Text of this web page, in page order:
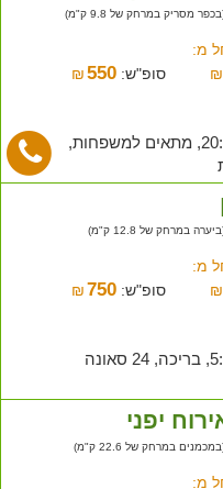
מסריק במרחק של 9.8 ק"מ)
מ:
₪ סופ"ש: ₪ 550
יחידות אירוח:20, מתאים למשפחות,
במרחק של 12.8 ק"מ)
מ:
₪ סופ"ש: ₪ 750
יחידות אירוח:5, בריכה, 24 סאונה
יפני
במרחק של 22.6 ק"מ)
מ: